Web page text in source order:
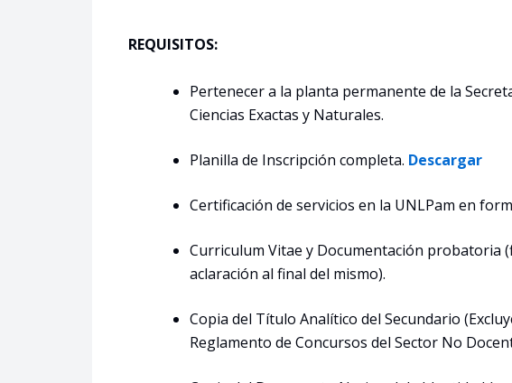
REQUISITOS:
Pertenecer a la planta permanente de la
Ciencias Exactas y Naturales.
Planilla de Inscripción completa. Descargar
Certificación de servicios en la UNLPam en
Curriculum Vitae y Documentación probatoria
aclaración al final del mismo).
Copia del Título Analítico del Secundario
Reglamento de Concursos del Sector No